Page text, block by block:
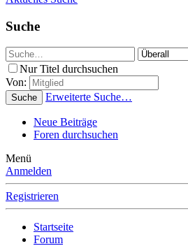
Suche
Nur Titel durchsuchen
Von:
Suche Erweiterte Suche…
Neue Beiträge
Foren durchsuchen
Menü
Anmelden
Registrieren
Startseite
Forum